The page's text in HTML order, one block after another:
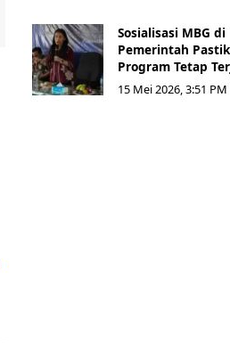
Sosialisasi MBG
Pemerintah
Program Tetap
15 Mei 2026, 3:51 PM